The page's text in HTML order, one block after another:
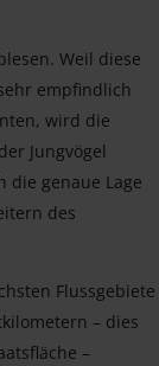
Weil diese
empfindlich
wird die
Jungvögel
die genaue Lage
des
Flussgebiete
– dies
–